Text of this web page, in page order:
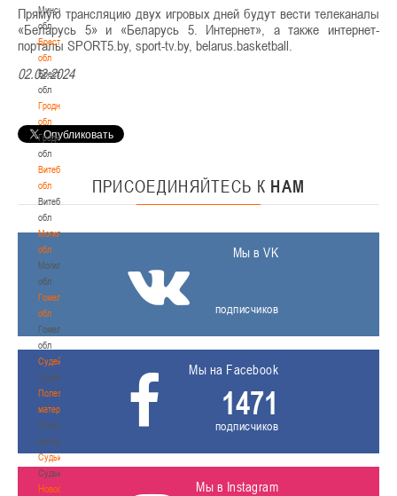
Минская
обл
Брестская
обл
Брестская
обл
Гродненская
обл
Гродненская
обл
Витебская
обл
Витебская
обл
Могилевская
обл
Могилевская
обл
Гомельская
обл
Гомельская
обл
Судейство
Судейство
Полезные
материалы
Полезные
материалы
Судьи
Судьи
Новости
Прямую трансляцию двух игровых дней будут вести телеканалы
«Беларусь 5» и «Беларусь 5. Интернет», а также интернет-
порталы SPORT5.by, sport-tv.by, belarus.basketball.
02.02.2024
ПРИСОЕДИНЯЙТЕСЬ К НАМ
Мы в VK
подписчиков
Мы на Facebook
1471
подписчиков
Мы в Instagram